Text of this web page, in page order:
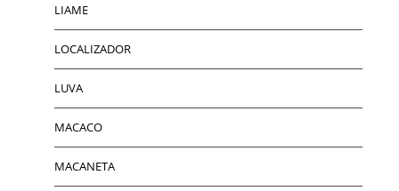
LIAME
LOCALIZADOR
LUVA
MACACO
MACANETA